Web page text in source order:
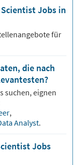
Jobs in
für
die nach
suchen, eignen
,
Analyst.
Jobs